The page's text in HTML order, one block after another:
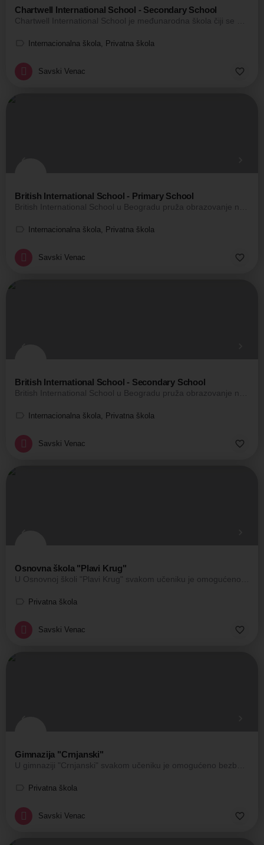
Chartwell International School - Secondary School
Internacionalna škola, Privatna škola
Savski Venac
British International School - Primary School
Internacionalna škola, Privatna škola
Savski Venac
British International School - Secondary School
Internacionalna škola, Privatna škola
Savski Venac
Osnovna škola "Plavi Krug"
Privatna škola
Savski Venac
Gimnazija "Crnjanski"
Privatna škola
Savski Venac